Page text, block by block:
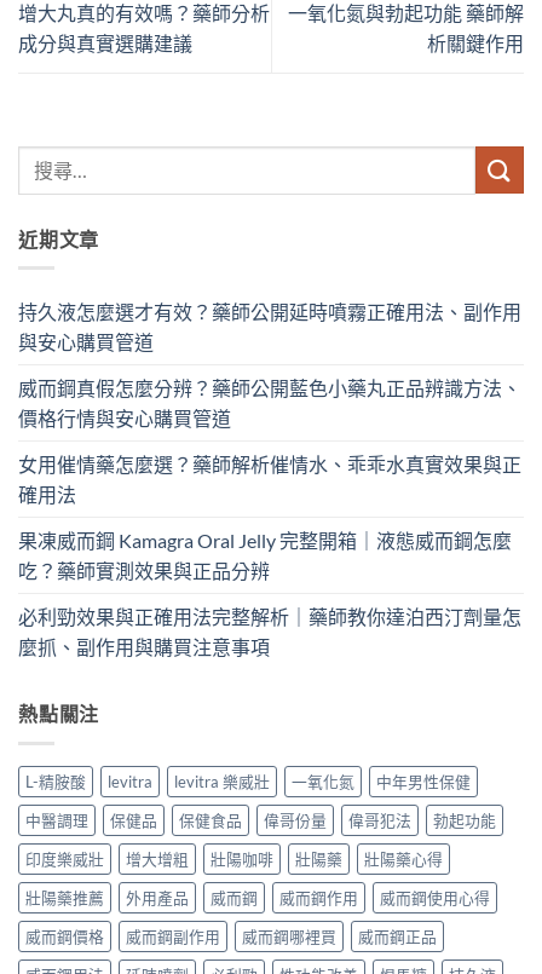
增大丸真的有效嗎？藥師分析
成分與真實選購建議
一氧化氮與勃起功能 藥師解
析關鍵作用
近期文章
持久液怎麼選才有效？藥師公開延時噴霧正確用法、副作用
與安心購買管道
威而鋼真假怎麼分辨？藥師公開藍色小藥丸正品辨識方法、
價格行情與安心購買管道
女用催情藥怎麼選？藥師解析催情水、乖乖水真實效果與正
確用法
果凍威而鋼 Kamagra Oral Jelly 完整開箱｜液態威而鋼怎麼
吃？藥師實測效果與正品分辨
必利勁效果與正確用法完整解析｜藥師教你達泊西汀劑量怎
麼抓、副作用與購買注意事項
熱點關注
L-精胺酸 levitra levitra 樂威壯 一氧化氮
中年男性保健
中醫調理
保健品 保健食品 偉哥份量 偉哥犯法
勃起功能
印度樂威壯
增大增粗 壯陽咖啡 壯陽藥
壯陽藥心得
壯陽藥推薦
外用產品 威而鋼 威而鋼作用
威而鋼使用心得
威而鋼價格
威而鋼副作用 威而鋼哪裡買
威而鋼正品